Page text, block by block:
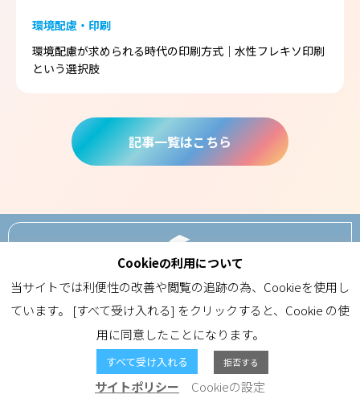
環境配慮・印刷
環境配慮が求められる時代の印刷方式｜水性フレキソ印刷
という選択肢
記事一覧はこちら
ABOUT
CONTACT
Copyright(c) SEKI Co.,LTD. All Right Reserved.
Cookieの利用について
当サイトでは利便性の改善や閲覧の追跡の為、Cookieを使用し
ています。 [すべて受け入れる] をクリックすると、Cookie の使
用に同意したことになります。
すべて受け入れる 拒否する
サイトポリシー Cookieの設定